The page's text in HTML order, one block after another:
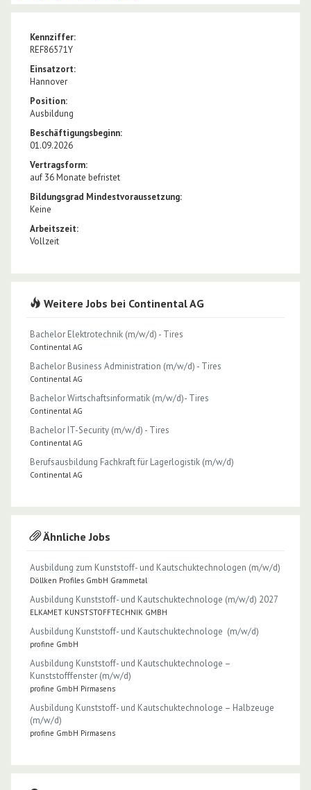
Kennziffer:
REF86571Y
Einsatzort:
Hannover
Position:
Ausbildung
Beschäftigungsbeginn:
01.09.2026
Vertragsform:
auf 36 Monate befristet
Bildungsgrad Mindestvoraussetzung:
Keine
Arbeitszeit:
Vollzeit
Weitere Jobs bei Continental AG
Bachelor Elektrotechnik (m/w/d) - Tires
Continental AG
Bachelor Business Administration (m/w/d) - Tires
Continental AG
Bachelor Wirtschaftsinformatik (m/w/d)- Tires
Continental AG
Bachelor IT-Security (m/w/d) - Tires
Continental AG
Berufsausbildung Fachkraft für Lagerlogistik (m/w/d)
Continental AG
Ähnliche Jobs
Ausbildung zum Kunststoff- und Kautschuktechnologen (m/w/d)
Döllken Profiles GmbH Grammetal
Ausbildung Kunststoff- und Kautschuktechnologe (m/w/d) 2027
ELKAMET KUNSTSTOFFTECHNIK GMBH
Ausbildung Kunststoff- und Kautschuk­technologe (m/w/d)
profine GmbH
Ausbildung Kunststoff- und Kautschuk­technologe –
Kunststofffenster (m/w/d)
profine GmbH Pirmasens
Ausbildung Kunststoff- und Kautschuk­technologe – Halbzeuge
(m/w/d)
profine GmbH Pirmasens